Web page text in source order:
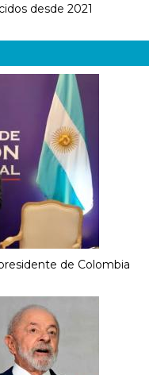
desde 2021
de Colombia